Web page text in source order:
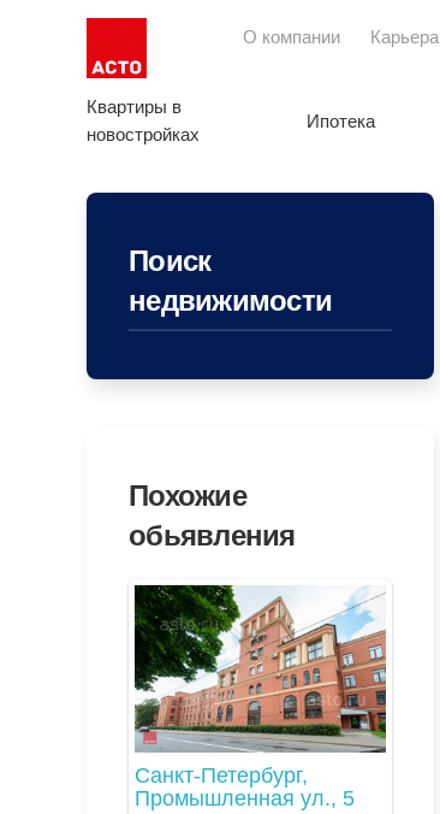
О компании Карьера
Квартиры в
новостройках
Ипотека
Поиск
недвижимости
Похожие
обьявления
Санкт-Петербург,
Промышленная ул., 5